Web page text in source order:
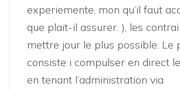
experiemente, mon qu’il faut
que plait-il assurer. ), les
mettre jour le plus possible. Le
consiste i compulser en direct
en tenant l’administration via